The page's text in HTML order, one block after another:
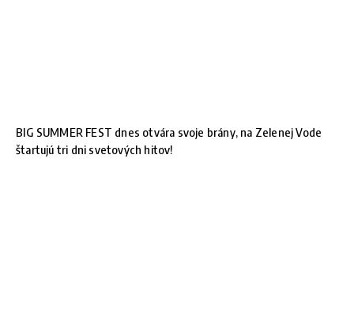
BIG SUMMER FEST dnes otvára svoje brány, na Zelenej Vode
štartujú tri dni svetových hitov!